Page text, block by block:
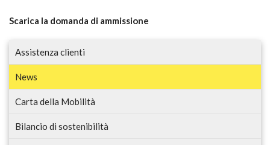
Scarica la domanda di ammissione
Assistenza clienti
News
Carta della Mobilità
Bilancio di sostenibilità